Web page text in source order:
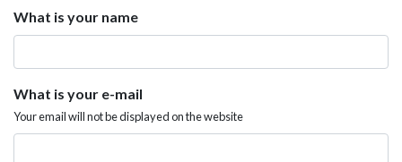
What is your name
What is your e-mail
Your email will not be displayed on the website